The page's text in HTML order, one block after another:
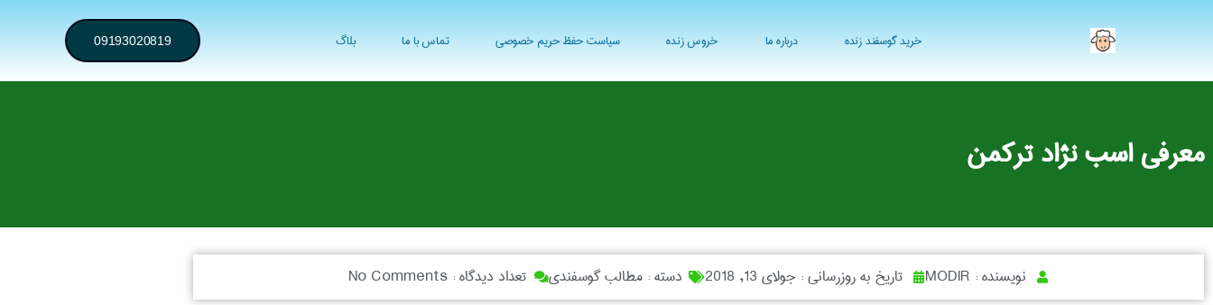
خرید گوسفند زنده درباره ما خروس زنده سیاست حفظ حریم خصوصی تماس با ما بلاگ 09193020819
معرفی اسب نژاد ترکمن
نویسنده : تاریخ به روزرسانی : جولای 13, 2018 دسته : مطالب گوسفندی تعداد دیدگاه : No Comments